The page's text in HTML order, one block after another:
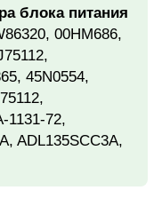
блока питания
00HM686,
45N0554,
1131-72,
ADL135SCC3A,